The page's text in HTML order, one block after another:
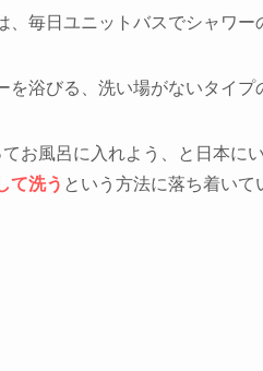
、毎日ユニットバスでシャワー
を浴びる、洗い場がないタイプ
お風呂に入れよう、と日本に
て洗う という方法に落ち着いて